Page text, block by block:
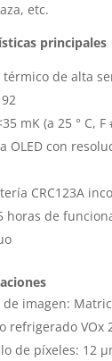
etc.
principales
térmico de alta
mK (a 25 ° C, F
OLED con
CRC123A
horas de
de imagen:
refrigerado VOx
de píxeles: 12